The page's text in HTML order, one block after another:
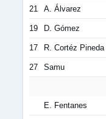
21 A. Álvarez
19 D. Gómez
17 R. Cortéz Pineda
27 Samu
E. Fentanes